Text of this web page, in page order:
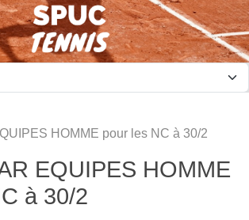
HOMME pour les NC à 30/2
EQUIPES HOMME
à 30/2
des cookies